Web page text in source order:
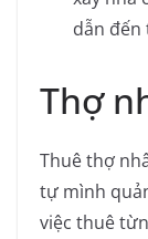
dẫn đến
Thợ
Thuê thợ
tự mình
việc thuê